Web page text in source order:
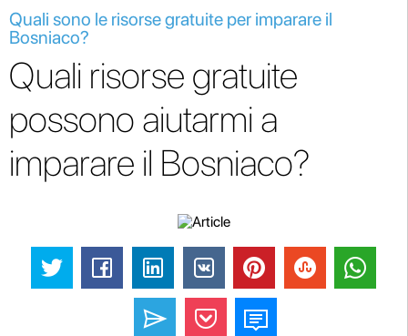
Quali sono le risorse gratuite per imparare il
Bosniaco?
Quali risorse gratuite
possono aiutarmi a
imparare il Bosniaco?